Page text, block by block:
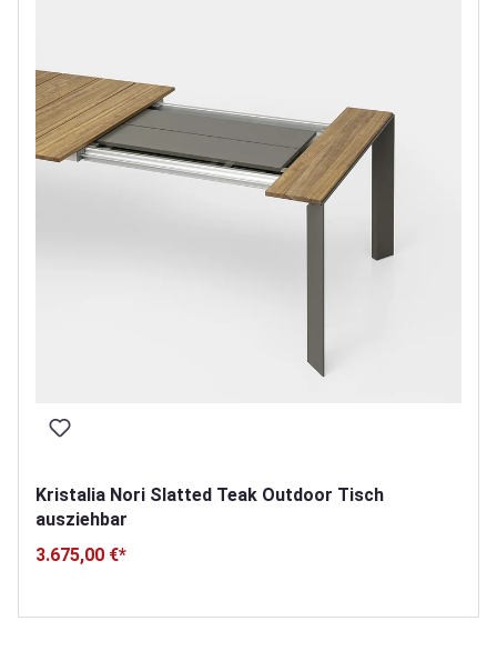
Kristalia Nori Slatted Teak Outdoor Tisch
ausziehbar
3.675,00 €*